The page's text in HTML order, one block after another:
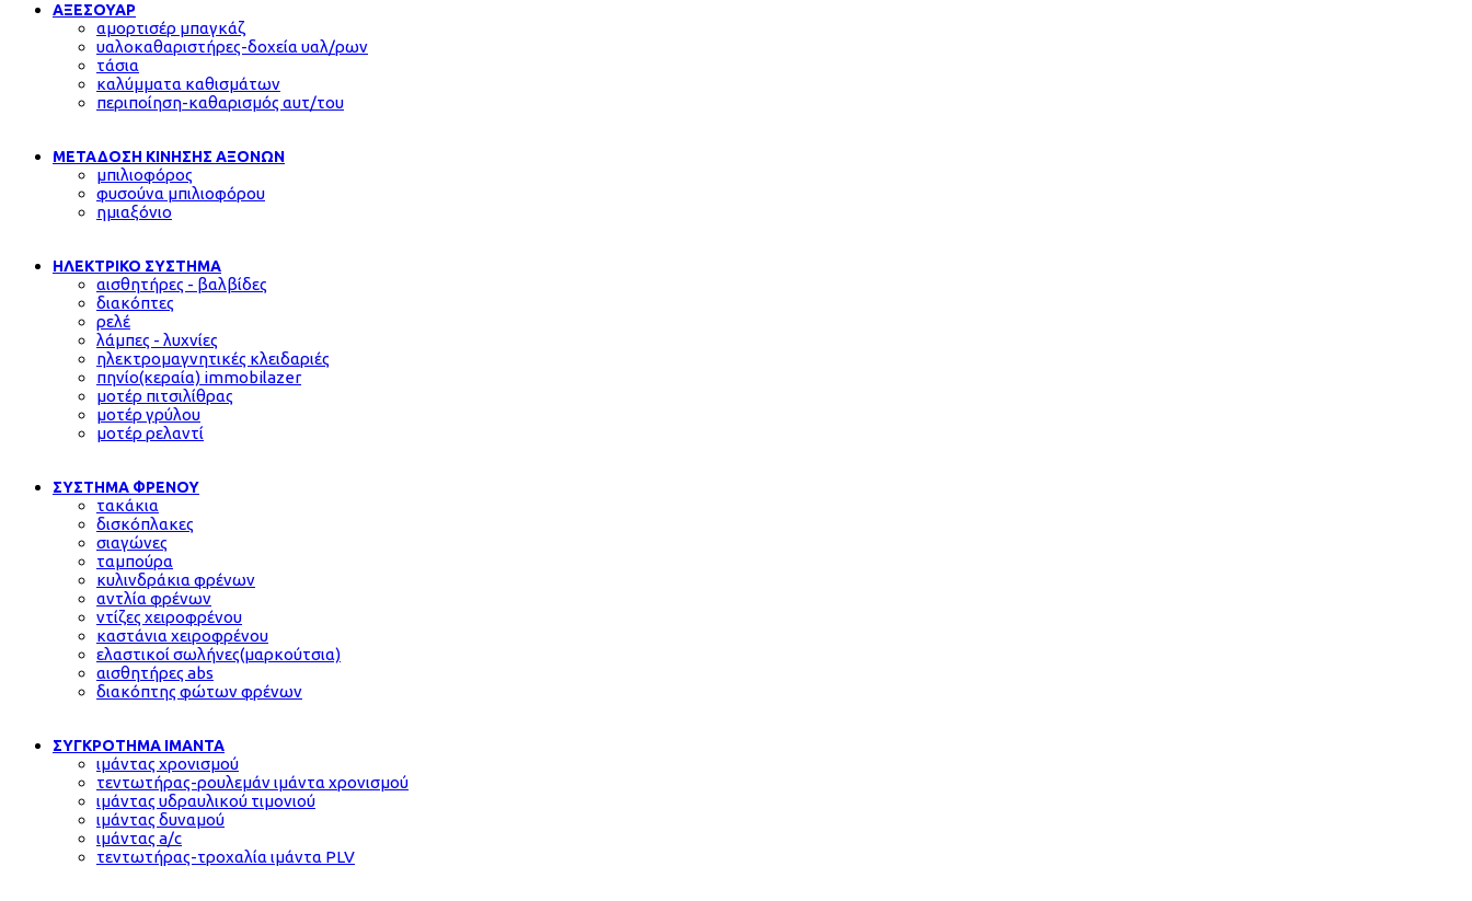
ΑΞΕΣΟΥΑΡ
αμορτισέρ μπαγκάζ
υαλοκαθαριστήρες-δοχεία υαλ/ρων
τάσια
καλύμματα καθισμάτων
περιποίηση-καθαρισμός αυτ/του
ΜΕΤΑΔΟΣΗ ΚΙΝΗΣΗΣ ΑΞΟΝΩΝ
μπιλιοφόρος
φυσούνα μπιλιοφόρου
ημιαξόνιο
ΗΛΕΚΤΡΙΚΟ ΣΥΣΤΗΜΑ
αισθητήρες - βαλβίδες
διακόπτες
ρελέ
λάμπες - λυχνίες
ηλεκτρομαγνητικές κλειδαριές
πηνίο(κεραία) immobilazer
μοτέρ πιτσιλίθρας
μοτέρ γρύλου
μοτέρ ρελαντί
ΣΥΣΤΗΜΑ ΦΡΕΝΟΥ
τακάκια
δισκόπλακες
σιαγώνες
ταμπούρα
κυλινδράκια φρένων
αντλία φρένων
ντίζες χειροφρένου
καστάνια χειροφρένου
ελαστικοί σωλήνες(μαρκούτσια)
αισθητήρες abs
διακόπτης φώτων φρένων
ΣΥΓΚΡΟΤΗΜΑ ΙΜΑΝΤΑ
ιμάντας χρονισμού
τεντωτήρας-ρουλεμάν ιμάντα χρονισμού
ιμάντας υδραυλικού τιμονιού
ιμάντας δυναμού
ιμάντας a/c
τεντωτήρας-τροχαλία ιμάντα PLV